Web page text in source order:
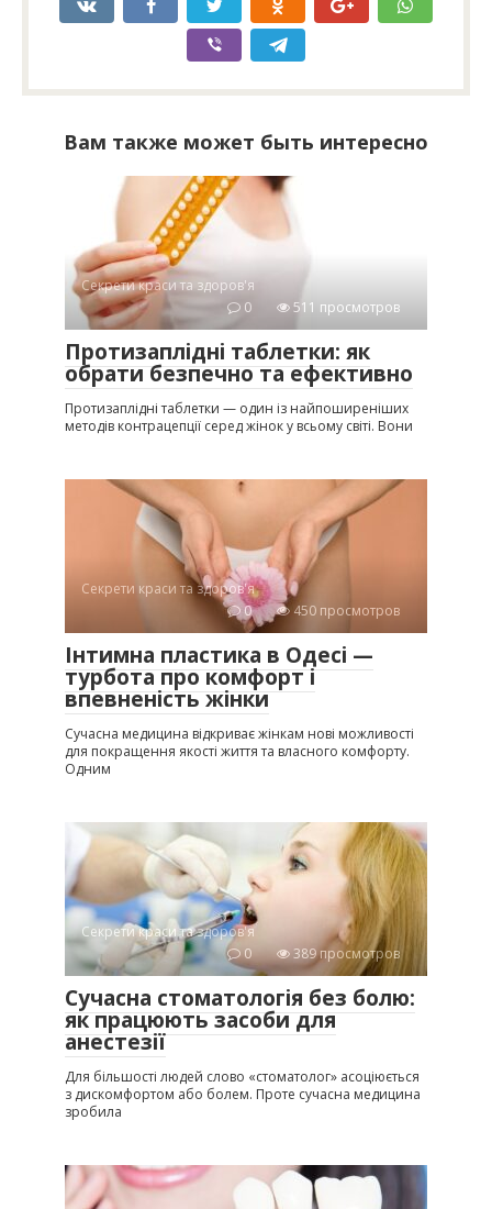
Вам также может быть интересно
Секрети краси та здоров'я
0
511 просмотров
Протизаплідні таблетки: як
обрати безпечно та ефективно
Протизаплідні таблетки — один із найпоширеніших
методів контрацепції серед жінок у всьому світі. Вони
Секрети краси та здоров'я
0
450 просмотров
Інтимна пластика в Одесі —
турбота про комфорт і
впевненість жінки
Сучасна медицина відкриває жінкам нові можливості
для покращення якості життя та власного комфорту.
Одним
Секрети краси та здоров'я
0
389 просмотров
Сучасна стоматологія без болю:
як працюють засоби для
анестезії
Для більшості людей слово «стоматолог» асоціюється
з дискомфортом або болем. Проте сучасна медицина
зробила